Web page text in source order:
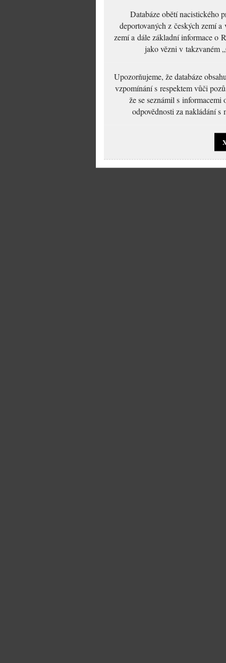
Databáze obětí nacistického
deportovaných z českých zemí
zemí a dále základní informace o
jako vězni v takzvaném
Upozorňujeme, že databáze
vzpomínání s respektem vůči
že se seznámil s
odpovědnosti za nakládání